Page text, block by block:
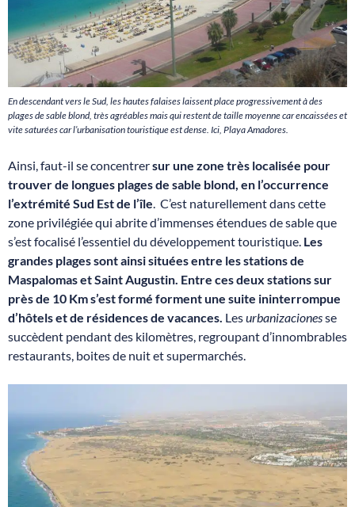
En descendant vers le Sud, les hautes falaises laissent place progressivement à des
plages de sable blond, très agréables mais qui restent de taille moyenne car encaissées et
vite saturées car l’urbanisation touristique est dense. Ici, Playa Amadores.
Ainsi, faut-il se concentrersur une zone très localisée pour
trouver de longues plages de sable blond, en l’occurrence
l’extrémité Sud Est de l’île. C’est naturellement dans cette
zone privilégiée qui abrite d’immenses étendues de sable que
s’est focalisé l’essentiel du développement touristique. Les
grandes plages sont ainsi situées entre les stations de
Maspalomas et Saint Augustin. Entre ces deux stations sur
près de 10 Km s’est formé forment une suite ininterrompue
d’hôtels et de résidences de vacances. Lesurbanizacionesse
succèdent pendant des kilomètres, regroupant d’innombrables
restaurants, boites de nuit et supermarchés.